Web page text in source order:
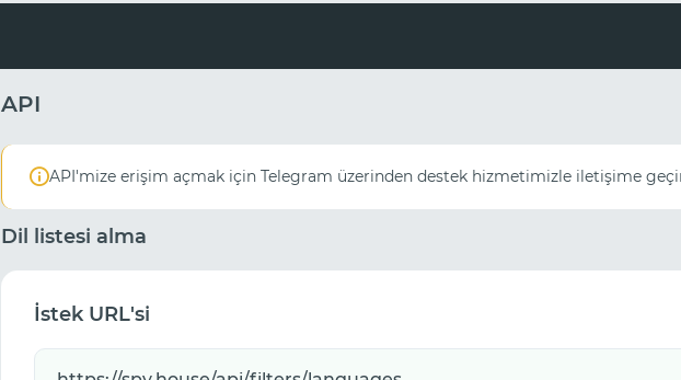
API
API'mize erişim açmak için Telegram üzerinden destek hizmetimizle iletişime
Dil listesi alma
İstek URL'si